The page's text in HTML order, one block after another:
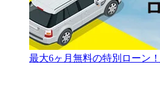
最大6ヶ月無料の特別ローン！